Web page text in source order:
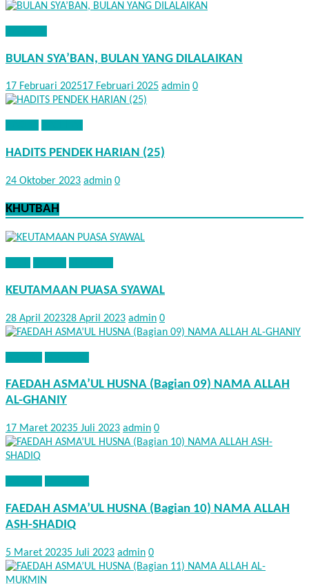
BULAN SYA’BAN, BULAN YANG DILALAIKAN
17 Februari 202517 Februari 2025 admin 0
HADITS PENDEK HARIAN (25)
24 Oktober 2023 admin 0
KHUTBAH
KEUTAMAAN PUASA SYAWAL
28 April 202328 April 2023 admin 0
FAEDAH ASMA’UL HUSNA (Bagian 09) NAMA ALLAH
AL-GHANIY
17 Maret 20235 Juli 2023 admin 0
FAEDAH ASMA’UL HUSNA (Bagian 10) NAMA ALLAH
ASH-SHADIQ
5 Maret 20235 Juli 2023 admin 0